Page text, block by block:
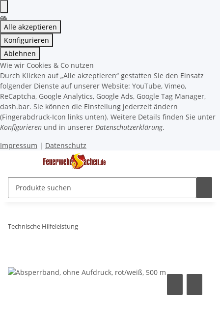
Alle akzeptieren
Konfigurieren
Ablehnen
Wie wir Cookies & Co nutzen
Durch Klicken auf „Alle akzeptieren“ gestatten Sie den Einsatz
folgender Dienste auf unserer Website: YouTube, Vimeo,
ReCaptcha, Google Analytics, Google Ads, Google Tag Manager,
dash.bar. Sie können die Einstellung jederzeit ändern
(Fingerabdruck-Icon links unten). Weitere Details finden Sie unter
Konfigurieren und in unserer Datenschutzerklärung.
Impressum | Datenschutz
Technische Hilfeleistung